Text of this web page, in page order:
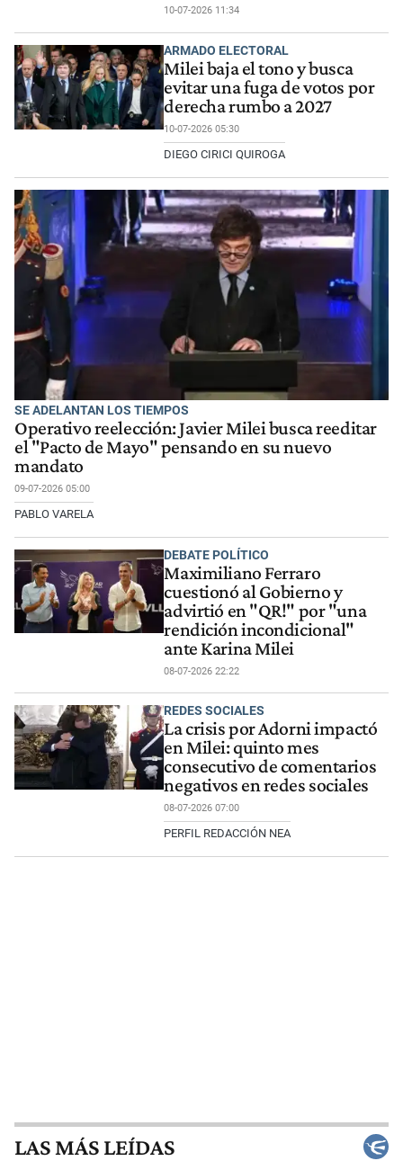
10-07-2026 11:34
ARMADO ELECTORAL
Milei baja el tono y busca
evitar una fuga de votos por
derecha rumbo a 2027
10-07-2026 05:30
DIEGO CIRICI QUIROGA
SE ADELANTAN LOS TIEMPOS
Operativo reelección: Javier Milei busca reeditar
el "Pacto de Mayo" pensando en su nuevo
mandato
09-07-2026 05:00
PABLO VARELA
DEBATE POLÍTICO
Maximiliano Ferraro
cuestionó al Gobierno y
advirtió en "QR!" por "una
rendición incondicional"
ante Karina Milei
08-07-2026 22:22
REDES SOCIALES
La crisis por Adorni impactó
en Milei: quinto mes
consecutivo de comentarios
negativos en redes sociales
08-07-2026 07:00
PERFIL REDACCIÓN NEA
LAS MÁS LEÍDAS